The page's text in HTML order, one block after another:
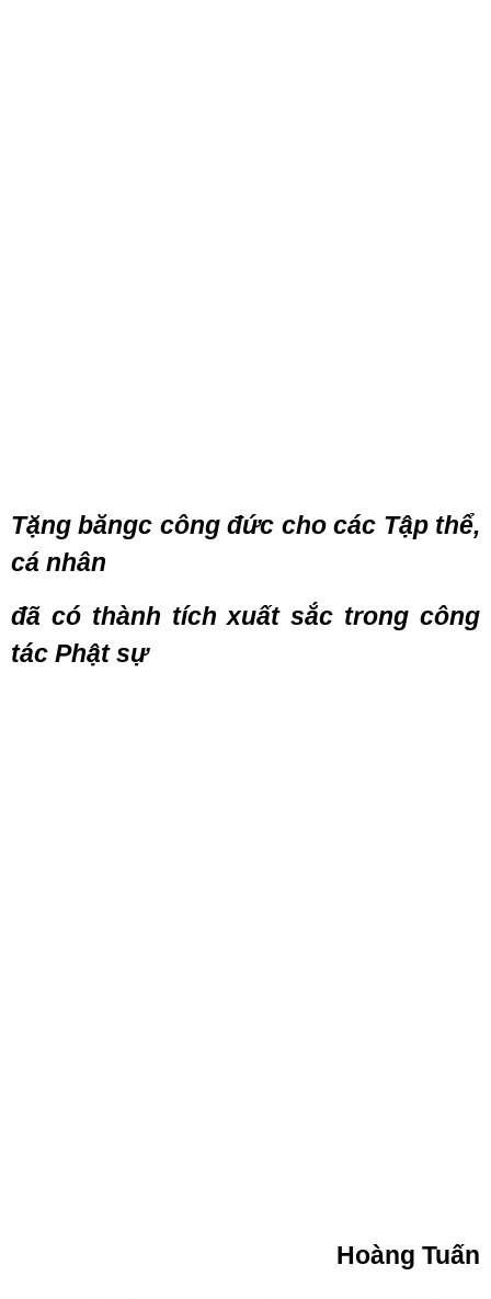
Tặng băngc công đức cho các Tập thể,
cá nhân
đã có thành tích xuất sắc trong công
tác Phật sự
Hoàng Tuấn